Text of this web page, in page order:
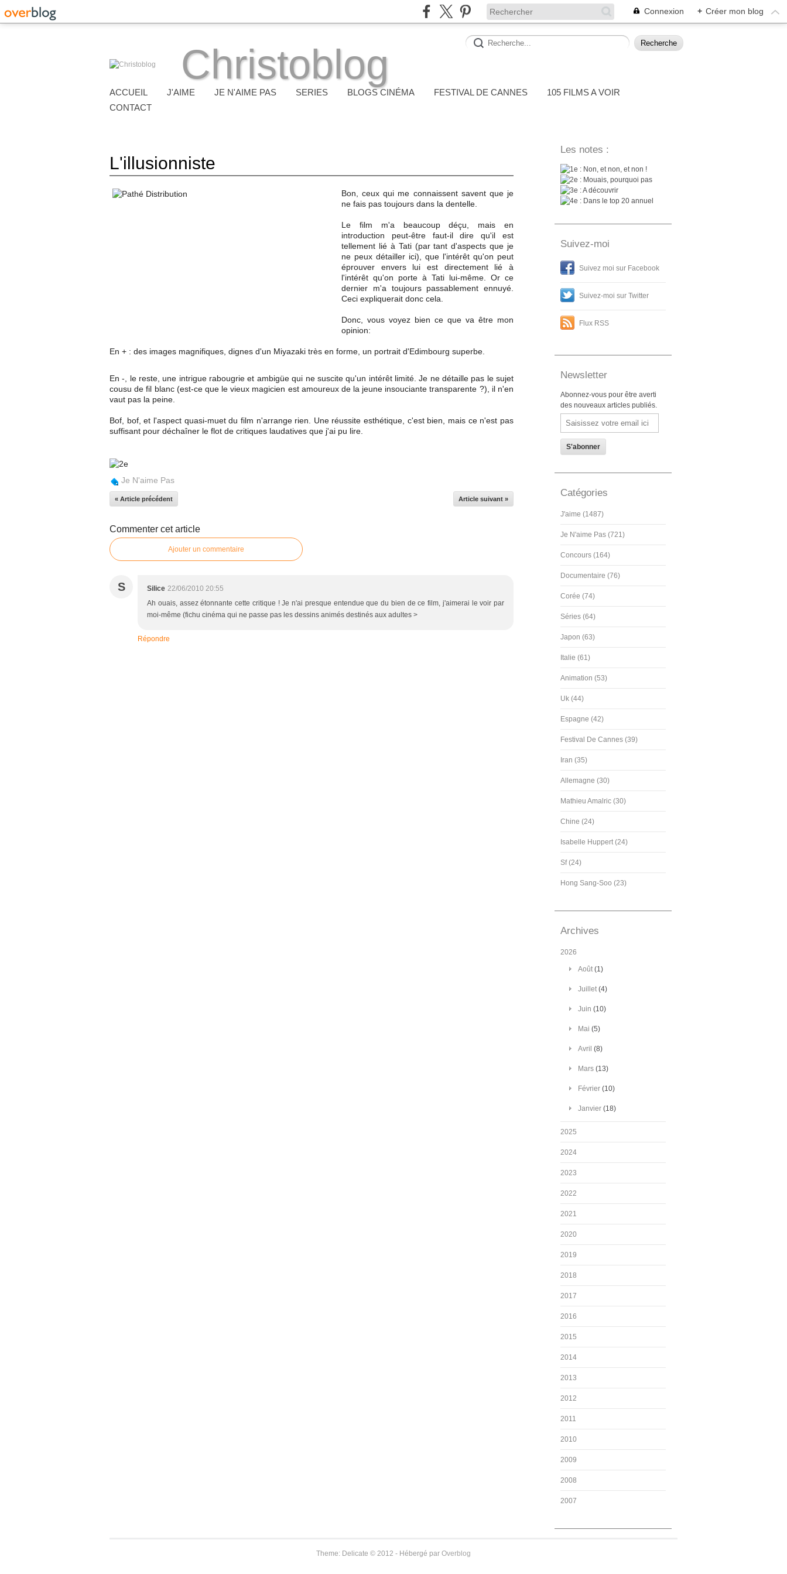
Connexion + Créer mon blog
Christoblog
ACCUEIL J'AIME JE N'AIME PAS SERIES BLOGS CINÉMA FESTIVAL DE CANNES
105 FILMS A VOIR
CONTACT
L'illusionniste
Bon, ceux qui me connaissent savent que je
ne fais pas toujours dans la dentelle.
Le film m'a beaucoup déçu, mais en
introduction peut-être faut-il dire qu'il est
tellement lié à Tati (par tant d'aspects que je
ne peux détailler ici), que l'intérêt qu'on peut
éprouver envers lui est directement lié à
l'intérêt qu'on porte à Tati lui-même. Or ce
dernier m'a toujours passablement ennuyé.
Ceci expliquerait donc cela.
Donc, vous voyez bien ce que va être mon
opinion:
En + : des images magnifiques, dignes d'un Miyazaki très en forme, un portrait d'Edimbourg superbe.
En -, le reste, une intrigue rabougrie et ambigüe qui ne suscite qu'un intérêt limité. Je ne détaille pas le sujet
cousu de fil blanc (est-ce que le vieux magicien est amoureux de la jeune insouciante transparente ?), il n'en
vaut pas la peine.
Bof, bof, et l'aspect quasi-muet du film n'arrange rien. Une réussite esthétique, c'est bien, mais ce n'est pas
suffisant pour déchaîner le flot de critiques laudatives que j'ai pu lire.
Je N'aime Pas
« Article précédent Article suivant »
Commenter cet article
Ajouter un commentaire
S Silice 22/06/2010 20:55
Ah ouais, assez étonnante cette critique ! Je n'ai presque entendue que du bien de ce film, j'aimerai le voir par
moi-même (fichu cinéma qui ne passe pas les dessins animés destinés aux adultes >
Répondre
Les notes :
: Non, et non, et non !
: Mouais, pourquoi pas
: A découvrir
: Dans le top 20 annuel
Suivez-moi
Suivez moi sur Facebook
Suivez-moi sur Twitter
Flux RSS
Newsletter
Abonnez-vous pour être averti
des nouveaux articles publiés.
Email
Catégories
J'aime (1487)
Je N'aime Pas (721)
Concours (164)
Documentaire (76)
Corée (74)
Séries (64)
Japon (63)
Italie (61)
Animation (53)
Uk (44)
Espagne (42)
Festival De Cannes (39)
Iran (35)
Allemagne (30)
Mathieu Amalric (30)
Chine (24)
Isabelle Huppert (24)
Sf (24)
Hong Sang-Soo (23)
Archives
2026
Août(1)
Juillet(4)
Juin (10)
Mai (5)
Avril (8)
Mars (13)
Février (10)
Janvier (18)
2025
2024
2023
2022
2021
2020
2019
2018
2017
2016
2015
2014
2013
2012
2011
2010
2009
2008
2007
Theme: Delicate © 2012 - Hébergé par Overblog